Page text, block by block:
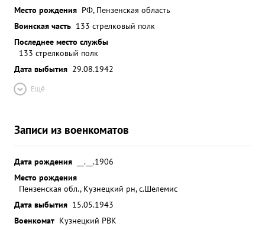
Место рождения РФ, Пензенская область
Воинская часть 133 стрелковый полк
Последнее место службы
133 стрелковый полк
Дата выбытия 29.08.1942
Ещё
Записи из военкоматов
Дата рождения
__.__.1906
Место рождения
Пензенская обл., Кузнецкий рн, с.Шелемис
Дата выбытия 15.05.1943
Военкомат Кузнецкий РВК